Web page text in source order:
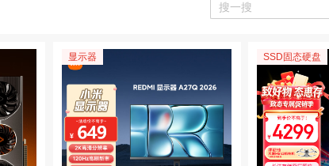
显示器 SSD固态硬盘